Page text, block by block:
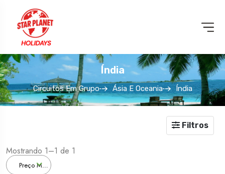
PARQUES
TEMÁTICOS
Índia
Circuitos Em Grupo Ásia E Oceania Índia
Mostrando 1–1 de 1
Preço Menor
Filtros